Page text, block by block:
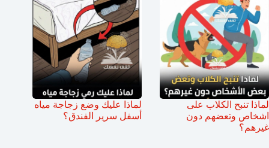
لماذا تنبح الكلاب على
اشخاص وتعضهم دون
غيرهم؟
لماذا عليك وضع زجاجة مياه
أسفل سرير الفندق؟